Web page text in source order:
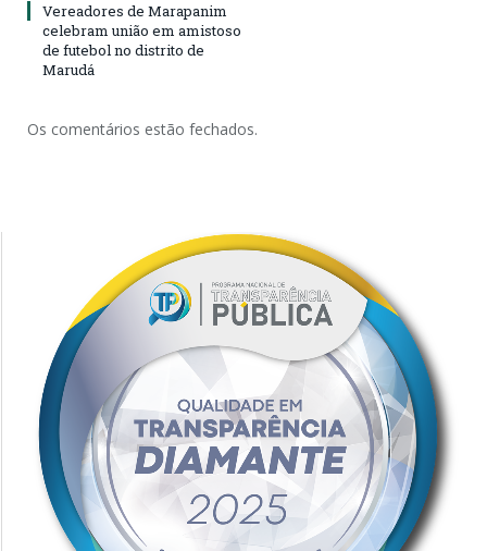
Vereadores de Marapanim
celebram união em amistoso
de futebol no distrito de
Marudá
Os comentários estão fechados.